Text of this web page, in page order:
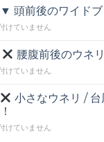
前後のワイドブ
けていません
腰腹前後のウネ
けていません
小さなウネリ /
けていません